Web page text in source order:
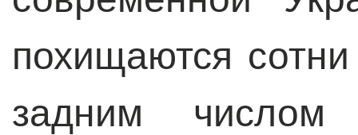
похищаются
задним